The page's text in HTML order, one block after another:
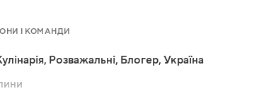
І КОМАНДИ
, Розважальні, Блогер, Україна